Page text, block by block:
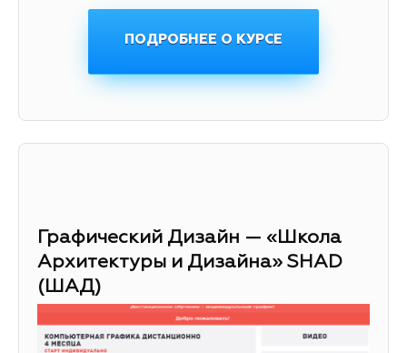
ПОДРОБНЕЕ О КУРСЕ
Графический Дизайн — «Школа
Архитектуры и Дизайна» SHAD
(ШАД)